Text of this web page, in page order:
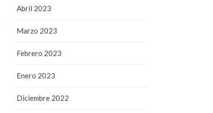
Abril 2023
Marzo 2023
Febrero 2023
Enero 2023
Diciembre 2022